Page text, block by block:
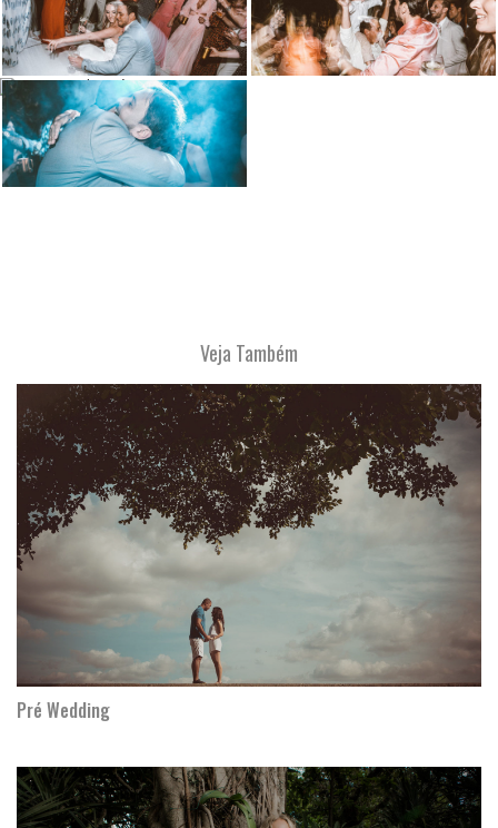
Veja Também
Pré Wedding